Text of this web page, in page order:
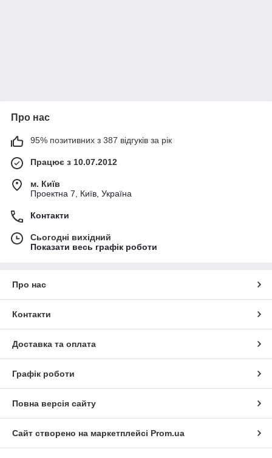
Про нас
95% позитивних з 387 відгуків за рік
Працює з 10.07.2012
м. Київ
Проектна 7, Київ, Україна
Контакти
Сьогодні вихідний
Показати весь графік роботи
Про нас
Контакти
Доставка та оплата
Графік роботи
Повна версія сайту
Сайт створено на маркетплейсі Prom.ua